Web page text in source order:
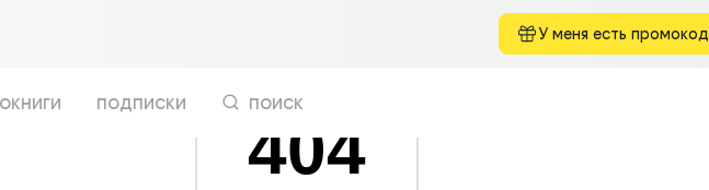
У меня есть промокод
подписки поиск
404